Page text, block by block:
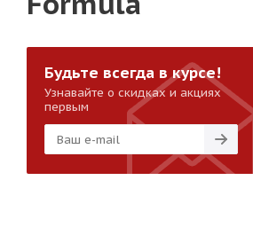
Будьте всегда в курсе!
Узнавайте о скидках и акциях
первым